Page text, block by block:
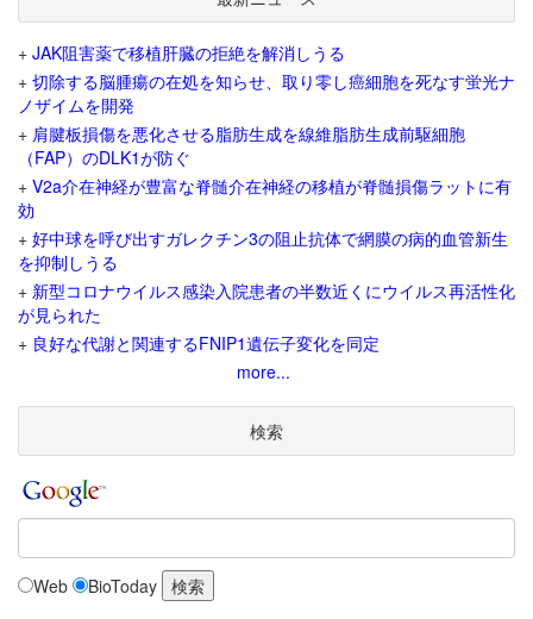
+ JAK阻害薬で移植肝臓の拒絶を解消しうる
+ 切除する脳腫瘍の在処を知らせ、取り零し癌細胞を死なす蛍光ナ
ノザイムを開発
+ 肩腱板損傷を悪化させる脂肪生成を線維脂肪生成前駆細胞
（FAP）のDLK1が防ぐ
+ V2a介在神経が豊富な脊髄介在神経の移植が脊髄損傷ラットに有
効
+ 好中球を呼び出すガレクチン3の阻止抗体で網膜の病的血管新生
を抑制しうる
+ 新型コロナウイルス感染入院患者の半数近くにウイルス再活性化
が見られた
+ 良好な代謝と関連するFNIP1遺伝子変化を同定
more...
検索
Web BioToday